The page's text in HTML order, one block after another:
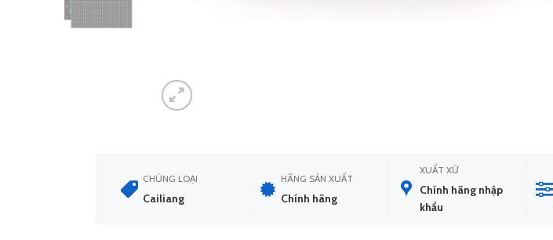
CHỦNG LOẠI
Cailiang
HÃNG SẢN XUẤT
Chính hãng
XUẤT XỨ
Chính hãng nhập
khẩu